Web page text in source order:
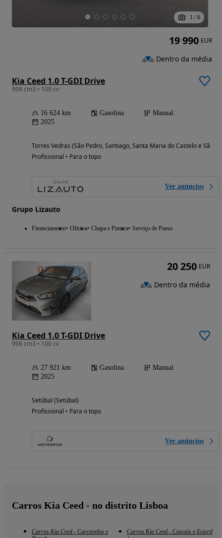
1 / 6
Kia Ceed 1.0 T-GDI Drive
998 cm3 • 100 cv
16 624 km Gasolina
Manual
2025
Torres Vedras (São Pedro, Santiago, Santa Maria do Castelo e São
Profissional • Para o topo
Ver anúncios
Grupo Lizauto
Financiamento Oficina Chapa e Pintura Serviço de Pneus
19 990 EUR
Dentro da média
Kia Ceed 1.0 T-GDI Drive
998 cm3 • 100 cv
27 921 km Gasolina
Manual
2025
Setúbal (Setúbal)
Profissional • Para o topo
Ver anúncios
20 250 EUR
Dentro da média
Carros Kia Ceed - no distrito Lisboa
Carros Kia Ceed - Carcavelos e
Carros Kia Ceed - Cascais e Estoril